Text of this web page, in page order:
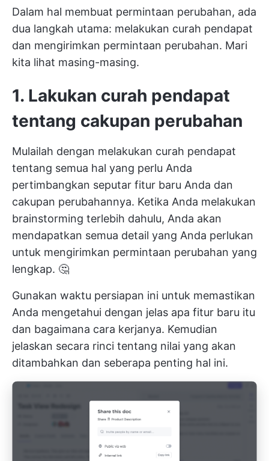
Dalam hal membuat permintaan perubahan, ada
dua langkah utama: melakukan curah pendapat
dan mengirimkan permintaan perubahan. Mari
kita lihat masing-masing.
1. Lakukan curah pendapat
tentang cakupan perubahan
Mulailah dengan melakukan curah pendapat
tentang semua hal yang perlu Anda
pertimbangkan seputar fitur baru Anda dan
cakupan perubahannya. Ketika Anda melakukan
brainstorming terlebih dahulu, Anda akan
mendapatkan semua detail yang Anda perlukan
untuk mengirimkan permintaan perubahan yang
lengkap. 🤔
Gunakan waktu persiapan ini untuk memastikan
Anda mengetahui dengan jelas apa fitur baru itu
dan bagaimana cara kerjanya. Kemudian
jelaskan secara rinci tentang nilai yang akan
ditambahkan dan seberapa penting hal ini.